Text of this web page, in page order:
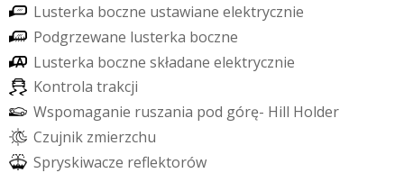
Lusterka boczne ustawiane elektrycznie
Podgrzewane lusterka boczne
Lusterka boczne składane elektrycznie
Kontrola trakcji
Wspomaganie ruszania pod górę- Hill Holder
Czujnik zmierzchu
Spryskiwacze refektorów